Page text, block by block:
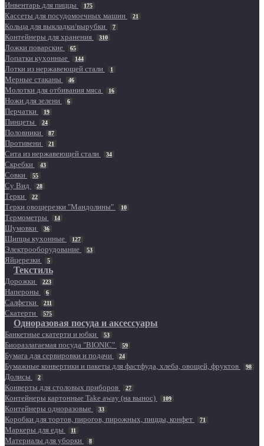
Инвентарь для пиццы 175
Кассеты для посудомоечных машин 21
Кольца для выкладки/вырубки 7
Контейнеры для хранения 310
Ложки поварские 65
Лопатки кухонные 144
Лотки из нержавеющей стали 1
Мерные стаканы 46
Молотки для отбивания мяса 16
Ножи для зелени 6
Перчатки 19
Пинцеты 24
Половники 87
Противени 21
Сита из нержавеющей стали 34
Скребки 43
Совки 55
Су Вид 28
Терки 22
Терки овощерезки "Мандолины" 10
Термометры 14
Шумовки 36
Щипцы кухонные 127
Электрооборудование 53
Яйцерезки 5
Текстиль
Дорожки 223
Напероны 6
Салфетки 211
Скатерти 575
Одноразовая посуда и аксессуары
Банкетные скатерти и юбки 53
Биоразлагаемая посуда "BIONIC" 59
Бумага для сервировки и подачи 24
Бумажные конвертики и пакеты для фастфуда, хлеба, овощей, фруктов 98
Долисы 2
Конверты для столовых приборов 27
Контейнеры картонные Take away (на вынос) 109
Контейнеры одноразовые 33
Коробки для тортов, пирогов, пирожных, пиццы, конфет 71
Маркеры для еды 11
Материалы для уборки 8